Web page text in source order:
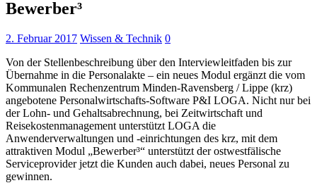
Bewerber³
2. Februar 2017 Wissen & Technik 0
Von der Stellenbeschreibung über den Interviewleitfaden bis zur
Übernahme in die Personalakte – ein neues Modul ergänzt die vom
Kommunalen Rechenzentrum Minden-Ravensberg / Lippe (krz)
angebotene Personalwirtschafts-Software P&I LOGA. Nicht nur bei
der Lohn- und Gehaltsabrechnung, bei Zeitwirtschaft und
Reisekostenmanagement unterstützt LOGA die
Anwenderverwaltungen und -einrichtungen des krz, mit dem
attraktiven Modul „Bewerber³“ unterstützt der ostwestfälische
Serviceprovider jetzt die Kunden auch dabei, neues Personal zu
gewinnen.